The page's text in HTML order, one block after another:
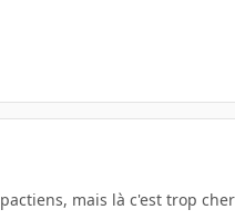
mais là c'est trop